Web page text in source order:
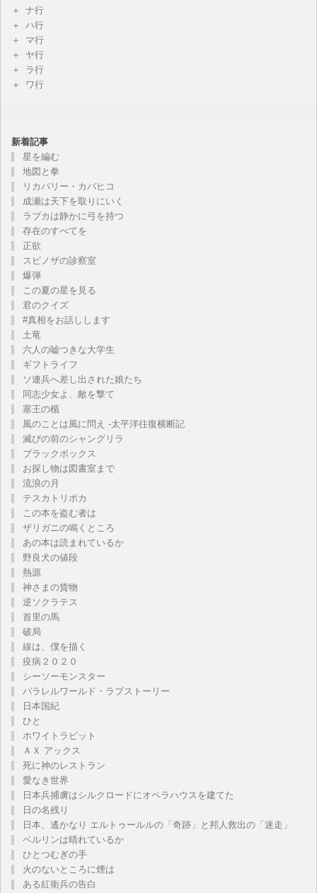
ナ行
ハ行
マ行
ヤ行
ラ行
ワ行
新着記事
星を編む
地図と拳
リカバリー・カバヒコ
成瀬は天下を取りにいく
ラブカは静かに弓を持つ
存在のすべてを
正欲
スピノザの診察室
爆弾
この夏の星を見る
君のクイズ
#真相をお話しします
土竜
六人の嘘つきな大学生
ギフトライフ
ソ連兵へ差し出された娘たち
同志少女よ、敵を撃て
塞王の楯
風のことは風に問え -太平洋往復横断記
滅びの前のシャングリラ
ブラックボックス
お探し物は図書室まで
流浪の月
テスカトリポカ
この本を盗む者は
ザリガニの鳴くところ
あの本は読まれているか
野良犬の値段
熱源
神さまの貨物
逆ソクラテス
首里の馬
破局
線は、僕を描く
疫病２０２０
シーソーモンスター
パラレルワールド・ラブストーリー
日本国紀
ひと
ホワイトラビット
ＡＸ アックス
死に神のレストラン
愛なき世界
日本兵捕虜はシルクロードにオペラハウスを建てた
日の名残り
日本、遙かなり エルトゥールルの「奇跡」と邦人救出の「迷走」
ベルリンは晴れているか
ひとつむぎの手
火のないところに煙は
ある紅衛兵の告白